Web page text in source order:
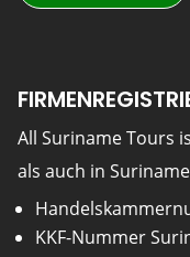
All Suriname Tours
als auch in
KKF-Nummer